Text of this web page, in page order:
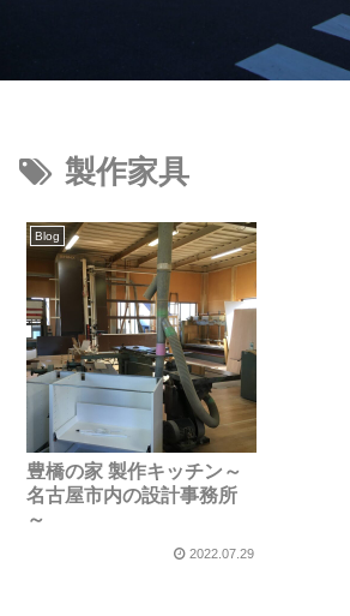
製作家具
Blog
豊橋の家 製作キッチン～
名古屋市内の設計事務所
～
2022.07.29